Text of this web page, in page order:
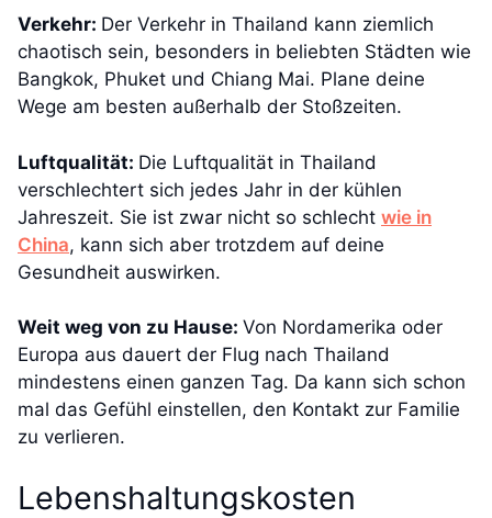
Verkehr: Der Verkehr in Thailand kann ziemlich
chaotisch sein, besonders in beliebten Städten wie
Bangkok, Phuket und Chiang Mai. Plane deine
Wege am besten außerhalb der Stoßzeiten.
Luftqualität: Die Luftqualität in Thailand
verschlechtert sich jedes Jahr in der kühlen
Jahreszeit. Sie ist zwar nicht so schlecht wie in
China, kann sich aber trotzdem auf deine
Gesundheit auswirken.
Weit weg von zu Hause: Von Nordamerika oder
Europa aus dauert der Flug nach Thailand
mindestens einen ganzen Tag. Da kann sich schon
mal das Gefühl einstellen, den Kontakt zur Familie
zu verlieren.
Lebenshaltungskosten